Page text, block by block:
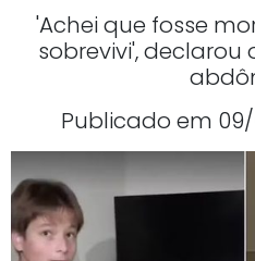
'Achei que fosse
sobrevivi', declarou
Publicado em 09/